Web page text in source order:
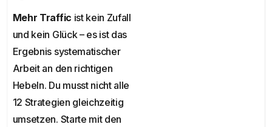
Mehr Traffic ist kein Zufall
und kein Glück – es ist das
Ergebnis systematischer
Arbeit an den richtigen
Hebeln. Du musst nicht alle
12 Strategien gleichzeitig
umsetzen. Starte mit den